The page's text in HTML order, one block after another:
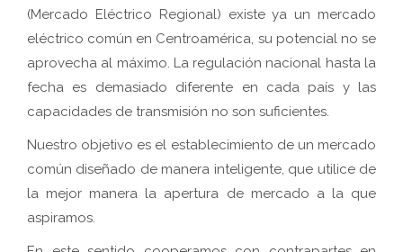
(Mercado Eléctrico Regional) existe ya un mercado
eléctrico común en Centroamérica, su potencial no se
aprovecha al máximo. La regulación nacional hasta la
fecha es demasiado diferente en cada país y las
capacidades de transmisión no son suficientes.
Nuestro objetivo es el establecimiento de un mercado
común diseñado de manera inteligente, que utilice de
la mejor manera la apertura de mercado a la que
aspiramos.